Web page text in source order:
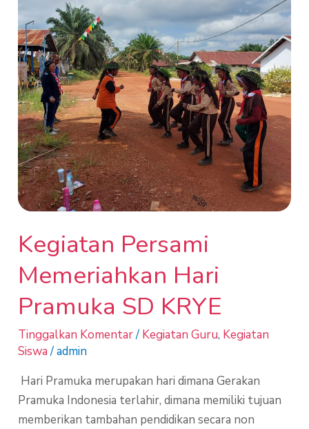
Kegiatan Persami
Memeriahkan Hari
Pramuka SD KRYE
Tinggalkan Komentar/ Kegiatan Guru, Kegiatan
Siswa/admin
Hari Pramuka merupakan hari dimana Gerakan
Pramuka Indonesia terlahir, dimana memiliki tujuan
memberikan tambahan pendidikan secara non
Pramuka
SD
KRYE